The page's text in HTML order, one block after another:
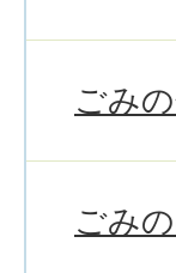
ごみ
ごみ